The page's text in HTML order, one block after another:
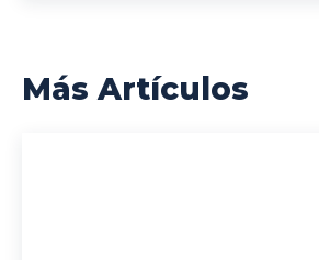
Más Artículos